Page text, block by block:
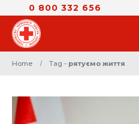
0 800 332 656
Home Tag - рятуємо життя